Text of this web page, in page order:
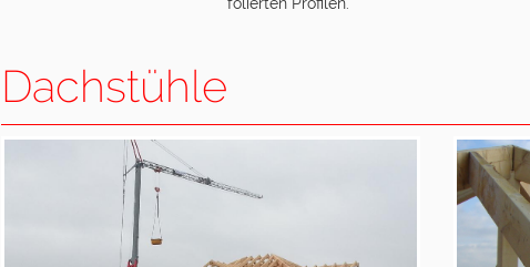
Dachstühle